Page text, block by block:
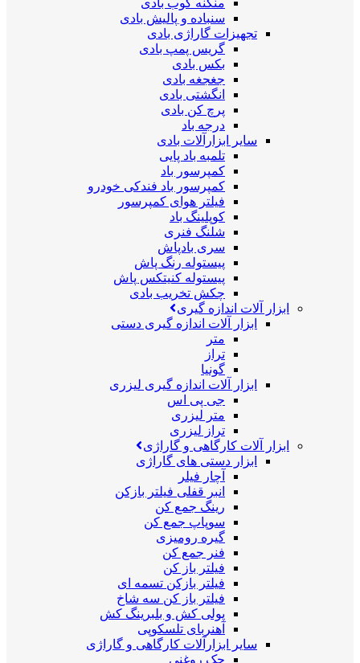
منگنه کوب بادی
سنباده و پالیش بادی
تجهیزات گاراژی بادی
گریس پمپ بادی
بکس بادی
جغجغه بادی
انگشتی بادی
پرچ کن بادی
درجه باد
سایر ابزارآلات بادی
تلمبه باد پایی
کمپرسور باد
کمپرسور باد فندکی خودرو
فیلتر هوای کمپرسور
کوپلینگ باد
شلنگ فنری
سری بادپاش
پیستوله رنگ پاش
پیستوله کنیتکس پاش
چکش تخریب بادی
ابزار آلات اندازه گیری
ابزار آلات اندازه گیری دستی
متر
تراز
گونیا
ابزار آلات اندازه گیری لیزری
جی پی اس
متر لیزری
تراز لیزری
ابزار آلات کارگاهی و گاراژی
ابزار دستی های گاراژی
آچار فیلر
انبر قفلی فیلتر بازکن
رینگ جمع کن
سوپاپ جمع کن
گیره رومیزی
فنر جمع کن
فیلتر باز کن
فیلتر بازکن تسمه ای
فیلتر باز کن سه شاخ
پولی کش و بلبرینگ کش
آهنربای تلسکوپی
سایر ابزارآلات کارگاهی و گاراژی
جک روغنی